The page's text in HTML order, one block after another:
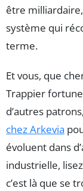
être
système qui
terme.
Et vous, que
Trappier fortune
d’autres
chez Arkevia
évoluent dans
industrielle,
c’est là que se